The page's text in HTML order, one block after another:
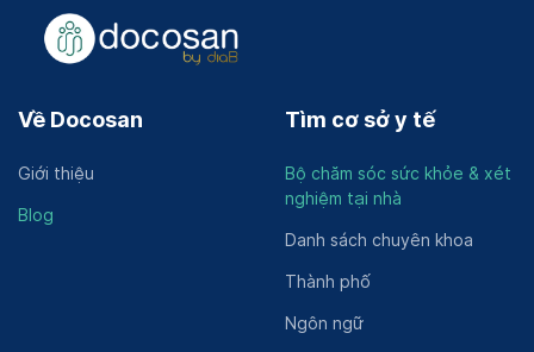
Về Docosan
Giới thiệu
Blog
Tìm cơ sở y tế
Bộ chăm sóc sức khỏe & xét
nghiệm tại nhà
Danh sách chuyên khoa
Thành phố
Ngôn ngữ